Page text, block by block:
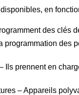
en
des clés
des
prennent en
– Appareils